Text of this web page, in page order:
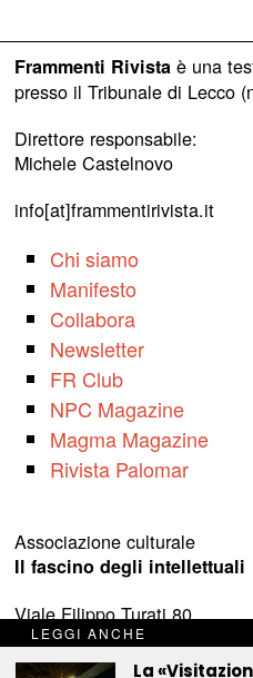
Frammenti Rivistaè una
presso il Tribunale di Lecco
Direttore responsabile:
Michele Castelnovo
info[at]frammentirivista.it
Chi siamo
Manifesto
Collabora
Newsletter
FR Club
NPC Magazine
Magma Magazine
Rivista Palomar
Associazione culturale
Il fascino degli intellettuali
Viale Filippo Turati 80
c/o Castelnovo
23900 Lecco (LC)
LEGGI ANCHE
La